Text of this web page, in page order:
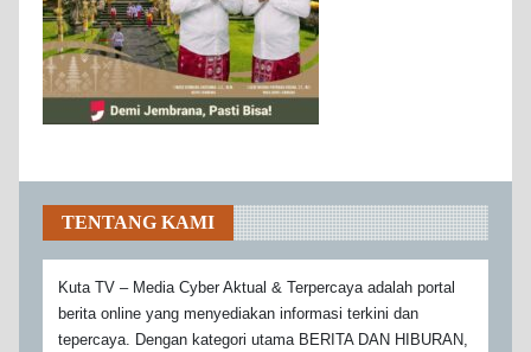
TENTANG KAMI
Kuta TV – Media Cyber Aktual & Terpercaya adalah portal
berita online yang menyediakan informasi terkini dan
tepercaya. Dengan kategori utama BERITA DAN HIBURAN,